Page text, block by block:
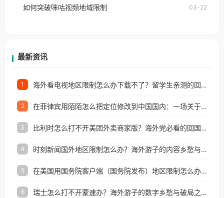
户收听网易云音乐地区版权限制」的问题，无论人在
如何突破咪咕视频地域限制 03-22
最新资讯
1 海外看电视地区限制怎么办下载不了？留学生亲测的回国加速方案（附2026世界杯观赛技巧）
2 在菲律宾用陌陌怎么把定位修改到中国国内：一场关于归属感与连接的探索
3 比利时怎么打不开美团外卖商家版？海外党必看的回国加速全攻略
4 时刻新闻国外地区限制怎么办？海外游子的内容乡愁与破局之路
5 在美国用国务院客户端（国务院发布）地区限制怎么办？3步解决海外看国内内容难题
6 瑞士怎么打不开蒙速办？海外游子的数字乡愁与破局之路